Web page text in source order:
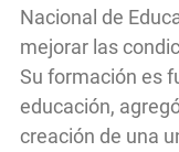
Nacional de
mejorar las
Su formación es
educación,
creación de una